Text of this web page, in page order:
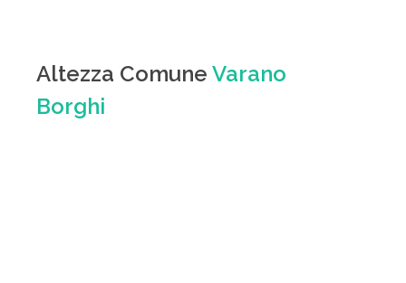
Altezza Comune Varano
Borghi